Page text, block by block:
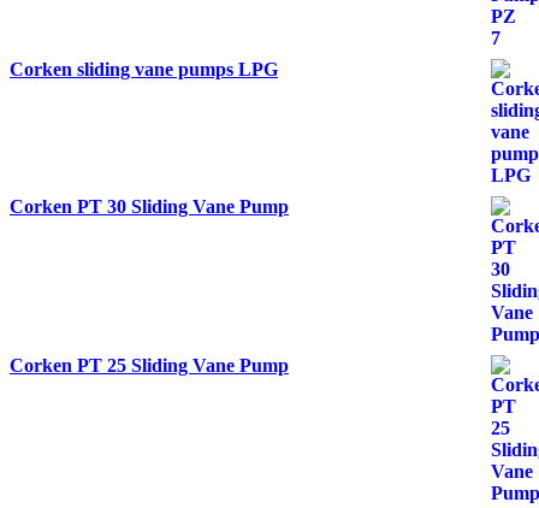
Corken sliding vane pumps LPG
Corken PT 30 Sliding Vane Pump
Corken PT 25 Sliding Vane Pump